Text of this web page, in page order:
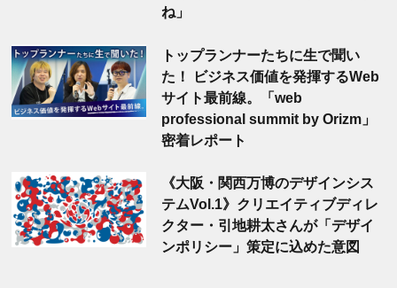
ね」
トップランナーたちに生で聞い
た！ ビジネス価値を発揮するWeb
サイト最前線。「web
professional summit by Orizm」
密着レポート
《大阪・関西万博のデザインシス
テムVol.1》クリエイティブディレ
クター・引地耕太さんが「デザイ
ンポリシー」策定に込めた意図